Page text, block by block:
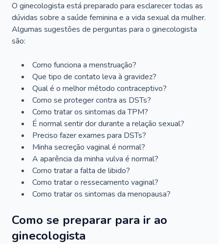
O ginecologista está preparado para esclarecer todas as
dúvidas sobre a saúde feminina e a vida sexual da mulher.
Algumas sugestões de perguntas para o ginecologista
são:
Como funciona a menstruação?
Que tipo de contato leva à gravidez?
Qual é o melhor método contraceptivo?
Como se proteger contra as DSTs?
Como tratar os sintomas da TPM?
É normal sentir dor durante a relação sexual?
Preciso fazer exames para DSTs?
Minha secreção vaginal é normal?
A aparência da minha vulva é normal?
Como tratar a falta de libido?
Como tratar o ressecamento vaginal?
Como tratar os sintomas da menopausa?
Como se preparar para ir ao
ginecologista